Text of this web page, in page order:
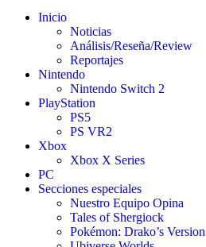
Inicio
Noticias
Análisis/Reseña/Review
Reportajes
Nintendo
Nintendo Switch 2
PlayStation
PS5
PS VR2
Xbox
Xbox X Series
PC
Secciones especiales
Nuestro Equipo Opina
Tales of Shergiock
Pokémon: Drako’s Version